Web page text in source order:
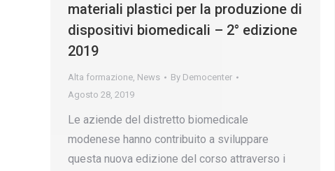
materiali plastici per la produzione di
dispositivi biomedicali – 2° edizione
2019
Alta formazione, News By Democenter
Agosto 28, 2019
Le aziende del distretto biomedicale
modenese hanno contribuito a sviluppare
questa nuova edizione del corso attraverso i